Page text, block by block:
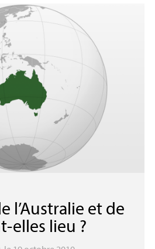
l’Australie et de
elles lieu ?